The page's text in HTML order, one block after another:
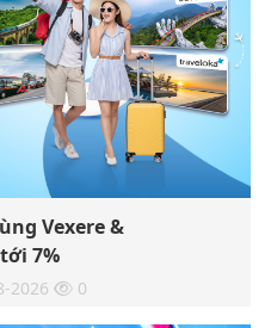
Vexere &
7%
2026 0